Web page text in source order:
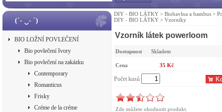
(´- ‿- `)
BIO LOŽNÍ POVLEČENÍ
Bio povlečení Ivory
Bio povlečení na zakázku
Contemporary
Romanticus
Frisky
Créme de la créme
DIY - BIO LÁTKY > Biobavlna a bambus >
DIY - BIO LÁTKY > Vzorníky
Vzorník látek powerloom
Dostupnost Skladem
Cena 35 Kč
Počet kusů
Zde můžete ohodnotit produkt.